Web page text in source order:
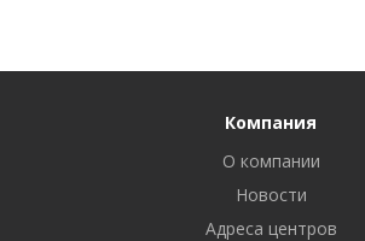
Компания
О компании
Новости
Адреса центров